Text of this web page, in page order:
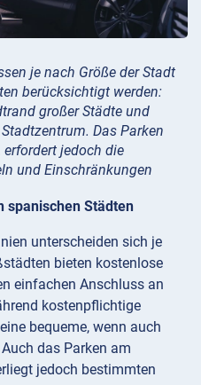
je nach Größe der Stadt
berücksichtigt werden:
großer Städte und
Das Parken
jedoch die
und Einschränkungen
spanischen Städten
unterscheiden sich je
bieten kostenlose
einfachen Anschluss an
kostenpflichtige
bequeme, wenn auch
das Parken am
jedoch bestimmten